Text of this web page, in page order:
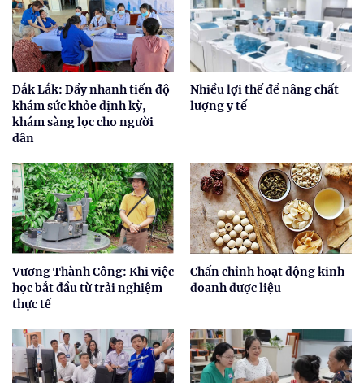
Đắk Lắk: Đẩy nhanh tiến độ
khám sức khỏe định kỳ,
khám sàng lọc cho người
dân
Nhiều lợi thế để nâng chất
lượng y tế
Vương Thành Công: Khi việc
học bắt đầu từ trải nghiệm
thực tế
Chấn chỉnh hoạt động kinh
doanh dược liệu